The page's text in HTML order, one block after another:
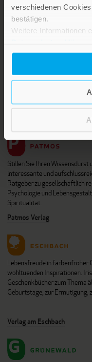
verschiedenen
bestätigen.
Weitere Informationen
Die Verlage
Stillen Sie Ihren Wissensdurst
interessante und
Ratgeber zu gesellschaftlich
Psychologie und
Spiritualität.
Patmos Verlag
Lebensfreude in farbenfroher
wohltuenden Inspirationen.
Geschenkbücher zum Thema
Geburtstage, zur Ermutigung,
Verlag am Eschbach